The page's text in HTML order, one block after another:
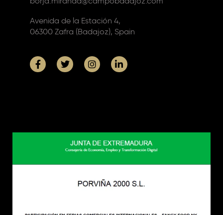
Avenida de la Estación 4,
06300 Zafra (Badajoz), Spain